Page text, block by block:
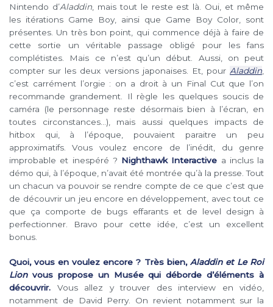
Nintendo d’Aladdin, mais tout le reste est là. Oui, et même
les itérations Game Boy, ainsi que Game Boy Color, sont
présentes. Un très bon point, qui commence déjà à faire de
cette sortie un véritable passage obligé pour les fans
complétistes. Mais ce n’est qu’un début. Aussi, on peut
compter sur les deux versions japonaises. Et, pour Aladdin,
c’est carrément l’orgie : on a droit à un Final Cut que l’on
recommande grandement. Il règle les quelques soucis de
caméra (le personnage reste désormais bien à l’écran, en
toutes circonstances…), mais aussi quelques impacts de
hitbox qui, à l’époque, pouvaient paraitre un peu
approximatifs. Vous voulez encore de l’inédit, du genre
improbable et inespéré ? Nighthawk Interactive a inclus la
démo qui, à l’époque, n’avait été montrée qu’à la presse. Tout
un chacun va pouvoir se rendre compte de ce que c’est que
de découvrir un jeu encore en développement, avec tout ce
que ça comporte de bugs effarants et de level design à
perfectionner. Bravo pour cette idée, c’est un excellent
bonus.
Quoi, vous en voulez encore ? Très bien, Aladdin et Le Roi
Lionvous propose un Musée qui déborde d’éléments à
découvrir. Vous allez y trouver des interview en vidéo,
notamment de David Perry. On revient notamment sur la